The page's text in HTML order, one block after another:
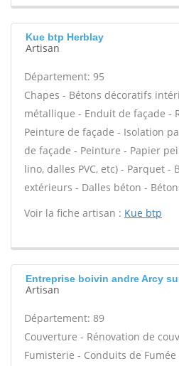
Kue btp Herblay
Artisan
Département: 95
Chapes - Bétons décoratifs
métallique - Enduit de façade -
Peinture de façade - Isolation
de façade - Peinture - Papier
lino, dalles PVC, etc) - Parquet -
extérieurs - Dalles béton -
Voir la fiche artisan : Kue btp
Entreprise boivin andre Arcy
Artisan
Département: 89
Couverture - Rénovation de
Fumisterie - Conduits de